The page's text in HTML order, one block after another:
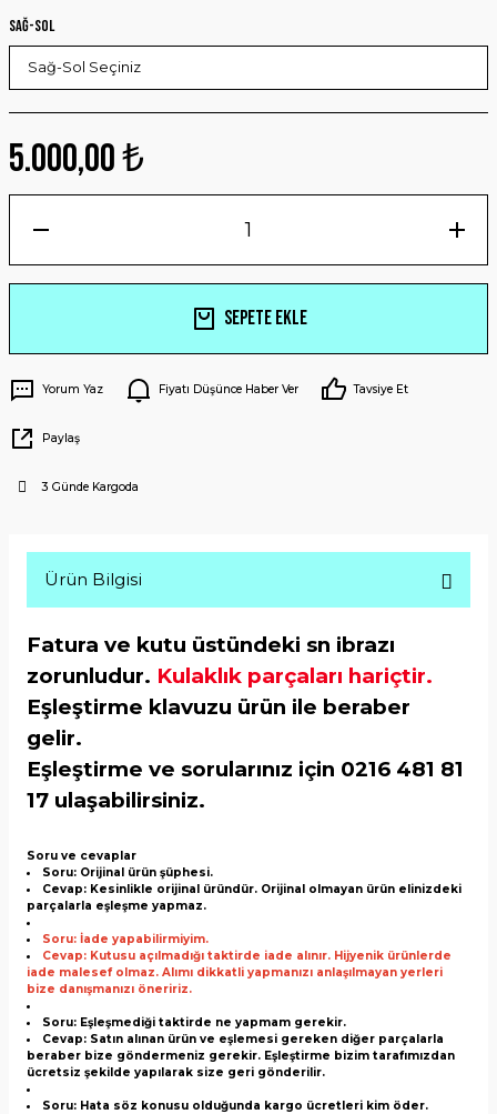
Sağ-Sol
5.000,00 ₺
Sepete Ekle
Yorum Yaz Fiyatı Düşünce Haber Ver Tavsiye Et
Paylaş
3 Günde Kargoda
Ürün Bilgisi
Fatura ve kutu üstündeki sn ibrazı
zorunludur. Kulaklık parçaları hariçtir.
Eşleştirme klavuzu ürün ile beraber
gelir.
Eşleştirme ve sorularınız için 0216 481 81
17 ulaşabilirsiniz.
Soru ve cevaplar
Soru: Orijinal ürün şüphesi.
Cevap: Kesinlikle orijinal üründür. Orijinal olmayan ürün elinizdeki
parçalarla eşleşme yapmaz.
Soru: İade yapabilirmiyim.
Cevap: Kutusu açılmadığı taktirde iade alınır. Hijyenik ürünlerde
iade malesef olmaz. Alımı dikkatli yapmanızı anlaşılmayan yerleri
bize danışmanızı öneririz.
Soru: Eşleşmediği taktirde ne yapmam gerekir.
Cevap: Satın alınan ürün ve eşlemesi gereken diğer parçalarla
beraber bize göndermeniz gerekir. Eşleştirme bizim tarafımızdan
ücretsiz şekilde yapılarak size geri gönderilir.
Soru: Hata söz konusu olduğunda kargo ücretleri kim öder.